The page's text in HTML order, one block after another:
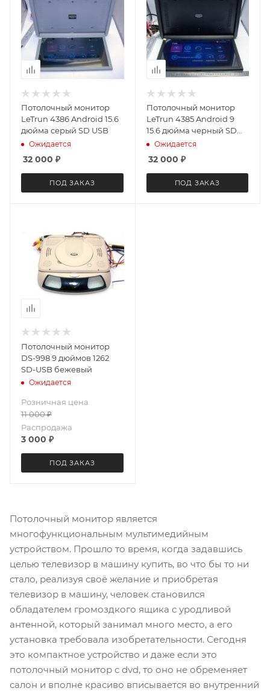
Потолочный монитор
LeTrun 4386 Android 15.6
дюйма серый SD USB
Ожидается
32 000 ₽
ПОД ЗАКАЗ
Потолочный монитор
LeTrun 4385 Android 9
15.6 дюйма черный SD
USBОжидается
32 000 ₽
ПОД ЗАКАЗ
Потолочный монитор
DS-998 9 дюймов 1262
SD-USB бежевый
Ожидается
Розничная цена
11 000₽
Распродажа
3 000 ₽
ПОД ЗАКАЗ
Потолочный монитор является
многофункциональным мультимедийным
устройством. Прошло то время, когда задавшись
целью телевизор в машину купить, во что бы то ни
стало, реализуя своё желание и приобретая
телевизор в машину, человек становился
обладателем громоздкого ящика с уродливой
антенной, который занимал много место, а его
установка требовала изобретательности. Сегодня
это компактное устройство и даже если это
потолочный монитор с dvd, то оно не обременяет
салон и вполне красиво вписывается во внутренний